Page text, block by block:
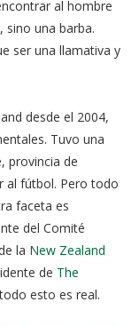
al hombre
sino una barba.
ser una llamativa y
desde el 2004,
Tuvo una
provincia de
al fútbol. Pero todo
faceta es
del Comité
la New Zealand
de The
esto es real.